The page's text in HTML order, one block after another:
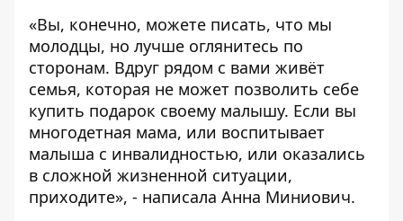
«Вы, конечно, можете писать, что мы
молодцы, но лучше оглянитесь по
сторонам. Вдруг рядом с вами живёт
семья, которая не может позволить себе
купить подарок своему малышу. Если вы
многодетная мама, или воспитывает
малыша с инвалидностью, или оказались
в сложной жизненной ситуации,
приходите», - написала Анна Миниович.